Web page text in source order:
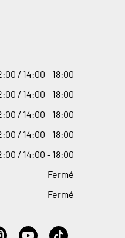
:00 / 14:00 - 18:00
:00 / 14:00 - 18:00
:00 / 14:00 - 18:00
:00 / 14:00 - 18:00
:00 / 14:00 - 18:00
Fermé
Fermé